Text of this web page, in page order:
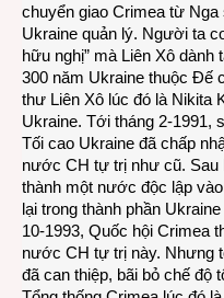
chuyển giao Crimea từ
Ukraine quản lý. Người ta
hữu nghị” mà Liên Xô
300 năm Ukraine thuộc Đế
thư Liên Xô lúc đó là Nikita
Ukraine. Tới tháng 2-1991,
Tối cao Ukraine đã chấp
nước CH tự trị như cũ. Sau
thành một nước độc lập
lại trong thành phần
10-1993, Quốc hội Crimea
nước CH tự trị này. Nhưng
đã can thiệp, bãi bỏ chế độ